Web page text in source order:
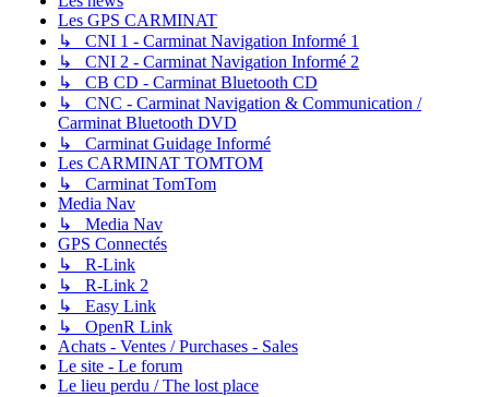
Les GPS CARMINAT
↳ CNI 1 - Carminat Navigation Informé 1
↳ CNI 2 - Carminat Navigation Informé 2
↳ CB CD - Carminat Bluetooth CD
↳ CNC - Carminat Navigation & Communication /
Carminat Bluetooth DVD
↳ Carminat Guidage Informé
Les CARMINAT TOMTOM
↳ Carminat TomTom
Media Nav
↳ Media Nav
GPS Connectés
↳ R-Link
↳ R-Link 2
↳ Easy Link
↳ OpenR Link
Achats - Ventes / Purchases - Sales
Le site - Le forum
Le lieu perdu / The lost place